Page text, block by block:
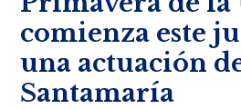
comienza este
una actuación
Santamaría